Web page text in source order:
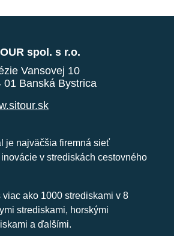
spol. s r.o.
Vansovej 10
01 Banská Bystrica
je najväčšia firemná sieť
v strediskách cestovného
ako 1000 strediskami v 8
strediskami, horskými
a ďalšími.